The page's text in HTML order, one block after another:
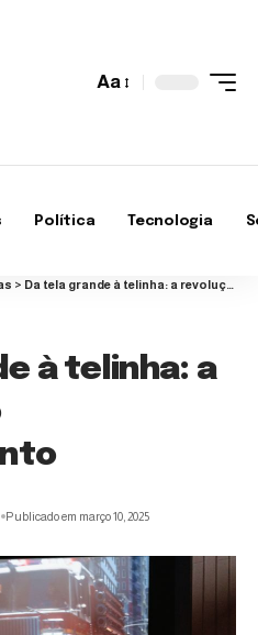
Aa
Política Tecnologia
> Da tela grande à telinha: a revolução do entretenimento
à telinha: a
Publicado em março 10, 2025